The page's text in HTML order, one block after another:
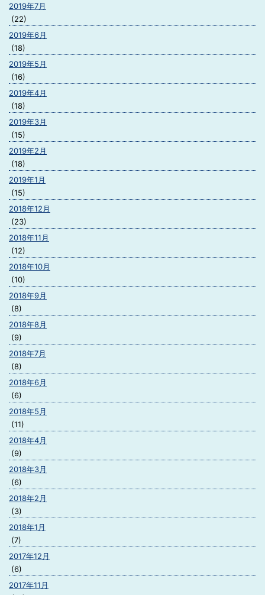
2019年7月
(22)
2019年6月
(18)
2019年5月
(16)
2019年4月
(18)
2019年3月
(15)
2019年2月
(18)
2019年1月
(15)
2018年12月
(23)
2018年11月
(12)
2018年10月
(10)
2018年9月
(8)
2018年8月
(9)
2018年7月
(8)
2018年6月
(6)
2018年5月
(11)
2018年4月
(9)
2018年3月
(6)
2018年2月
(3)
2018年1月
(7)
2017年12月
(6)
2017年11月